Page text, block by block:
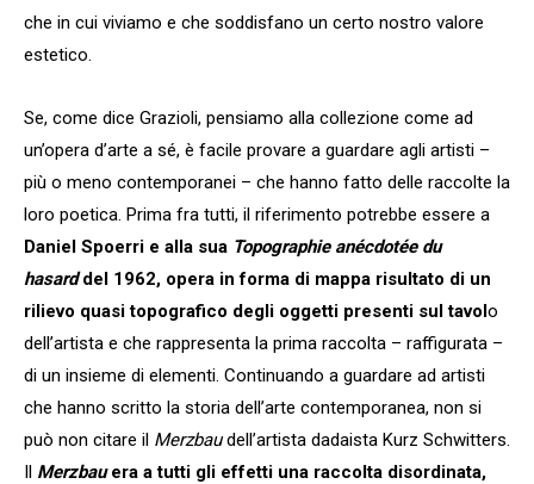
che in cui viviamo e che soddisfano un certo nostro valore
estetico.
Se, come dice Grazioli, pensiamo alla collezione come ad
un’opera d’arte a sé, è facile provare a guardare agli artisti –
più o meno contemporanei – che hanno fatto delle raccolte la
loro poetica. Prima fra tutti, il riferimento potrebbe essere a
Daniel Spoerri e alla sua Topographie anécdotée du
hasarddel 1962, opera in forma di mappa risultato di un
rilievo quasi topografico degli oggetti presenti sul tavolo
dell’artista e che rappresenta la prima raccolta – raffigurata –
di un insieme di elementi. Continuando a guardare ad artisti
che hanno scritto la storia dell’arte contemporanea, non si
può non citare il Merzbaudell’artista dadaista Kurz Schwitters.
Il Merzbauera a tutti gli effetti una raccolta disordinata,